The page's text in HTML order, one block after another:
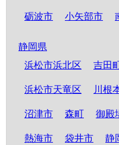
砺波市 小矢部市
静岡県
浜松市浜北区
吉田
浜松市天竜区 川根
沼津市 森町 御殿
熱海市 袋井市 静